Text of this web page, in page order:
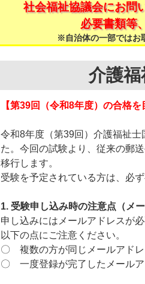
社会福祉協議会にお問
必要書類等
※自治体の一部ではお
介護
【第39回（令和8年度）の合格を
令和8年度（第39回）介護福祉
た。今回の試験より、従来の郵
移行します。
受験を予定されている方は、必
1. 受験申し込み時の注意点（メ
申し込みにはメールアドレスが必
以下の点にご注意ください。
〇 複数の方が同じメールアドレ
〇 一度登録が完了したメールア